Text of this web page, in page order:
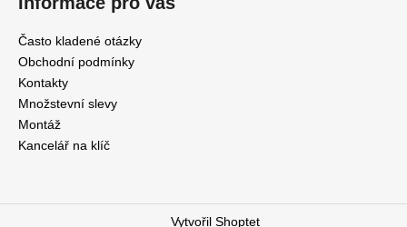
Často kladené otázky
Obchodní podmínky
Kontakty
Množstevní slevy
Montáž
Kancelář na klíč
Vytvořil Shoptet